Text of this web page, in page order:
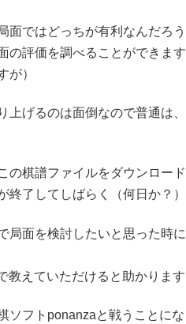
面ではどっちが有利なんだろ
の評価を調べることができます
が）
上げるのは面倒なので普通は
の棋譜ファイルをダウンロー
了してしばらく（何日か？
局面を検討したいと思った時
えていただけると助かります
フトponanzaと戦うことにな